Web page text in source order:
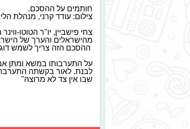
חותמים על ההסכם.
צילום: עודד קרני, מנהלת
צחי פישביין, יו"ר הטוטו-
מהישראלים והערך של
ההסכם הזה צריך לשמש
על התערבותו במשא ומתן
לבנת. לאור בקשתה
שבו אין צד לא מרוצה"